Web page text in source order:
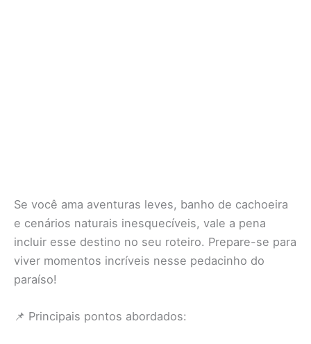
Se você ama aventuras leves, banho de cachoeira
e cenários naturais inesquecíveis, vale a pena
incluir esse destino no seu roteiro. Prepare-se para
viver momentos incríveis nesse pedacinho do
paraíso!
📌 Principais pontos abordados: